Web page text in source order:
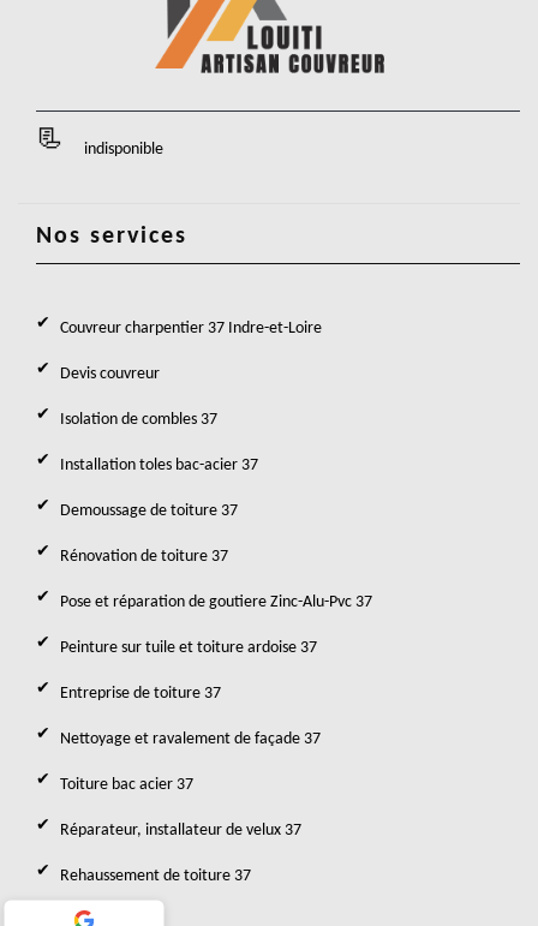
indisponible
Nos services
Couvreur charpentier 37 Indre-et-Loire
Devis couvreur
Isolation de combles 37
Installation toles bac-acier 37
Demoussage de toiture 37
Rénovation de toiture 37
Pose et réparation de goutiere Zinc-Alu-Pvc 37
Peinture sur tuile et toiture ardoise 37
Entreprise de toiture 37
Nettoyage et ravalement de façade 37
Toiture bac acier 37
Réparateur, installateur de velux 37
Rehaussement de toiture 37